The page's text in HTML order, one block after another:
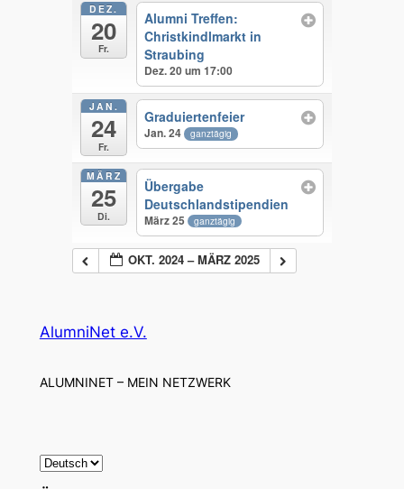
DEZ.
20
Fr.
Alumni Treffen:
Christkindlmarkt in
Straubing
Dez. 20 um 17:00
JAN.
24
Fr.
Graduiertenfeier
Jan. 24 ganztägig
MÄRZ
25
Di.
Übergabe
Deutschlandstipendien
März 25 ganztägig
OKT. 2024 – MÄRZ 2025
AlumniNet e.V.
ALUMNINET – MEIN NETZWERK
S
p